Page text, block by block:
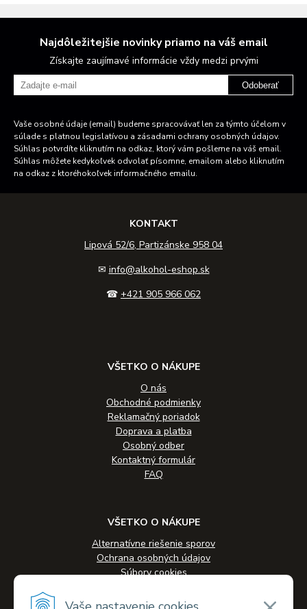
Najdôležitejšie novinky priamo na váš email
Získajte zaujímavé informácie vždy medzi prvými
Odoberať
Vaše osobné údaje (email) budeme spracovávať len za týmto účelom v
súlade s platnou legislatívou a zásadami ochrany osobných údajov.
Súhlas potvrdíte kliknutím na odkaz, ktorý vám pošleme na váš email.
Súhlas môžete kedykoľvek odvolať písomne, emailom alebo kliknutím
na odkaz z ktoréhokoľvek informačného emailu.
KONTAKT
Lipová 52/6, Partizánske 958 04
✉ info@alkohol-eshop.sk
☎ +421 905 966 062
VŠETKO O NÁKUPE
O nás
Obchodné podmienky
Reklamačný poriadok
Doprava a platba
Osobný odber
Kontaktný formulár
FAQ
VŠETKO O NÁKUPE
Alternatívne riešenie sporov
Ochrana osobných údajov
Súbory cookies
Veľkoobchodná spolupráca